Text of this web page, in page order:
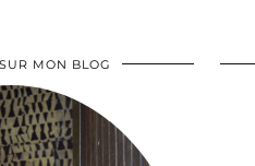
MON BLOG